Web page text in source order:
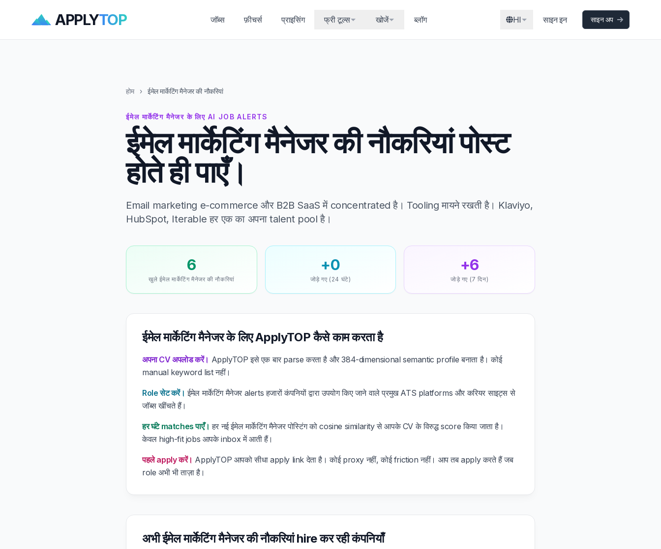
APPLYTOP जॉब्स फ़ीचर्स प्राइसिंग फ्री टूल्स खोजें ब्लॉग HI साइन इन साइन अप
होम › ईमेल मार्केटिंग मैनेजर की नौकरियां
ईमेल मार्केटिंग मैनेजर के लिए AI JOB ALERTS
ईमेल मार्केटिंग मैनेजर की नौकरियां पोस्ट
होते ही पाएँ।
Email marketing e-commerce और B2B SaaS में concentrated है। Tooling मायने रखती है। Klaviyo,
HubSpot, Iterable हर एक का अपना talent pool है।
6
खुले ईमेल मार्केटिंग मैनेजर की नौकरियां
+0
जोड़े गए (24 घंटे)
+6
जोड़े गए (7 दिन)
ईमेल मार्केटिंग मैनेजर के लिए ApplyTOP कैसे काम करता है
अपना CV अपलोड करें। ApplyTOP इसे एक बार parse करता है और 384-dimensional semantic profile बनाता है। कोई
manual keyword list नहीं।
Role सेट करें। ईमेल मार्केटिंग मैनेजर alerts हजारों कंपनियों द्वारा उपयोग किए जाने वाले प्रमुख ATS platforms और करियर साइट्स से
जॉब्स खींचते हैं।
हर घंटे matches पाएँ। हर नई ईमेल मार्केटिंग मैनेजर पोस्टिंग को cosine similarity से आपके CV के विरुद्ध score किया जाता है।
केवल high-fit jobs आपके inbox में आती हैं।
पहले apply करें। ApplyTOP आपको सीधा apply link देता है। कोई proxy नहीं, कोई friction नहीं। आप तब apply करते हैं जब
role अभी भी ताज़ा है।
अभी ईमेल मार्केटिंग मैनेजर की नौकरियां hire कर रही कंपनियाँ